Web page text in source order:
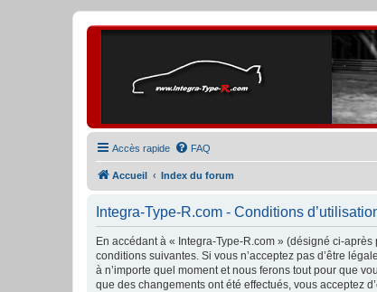
Accès rapide FAQ
Accueil Index du forum
Integra-Type-R.com - Conditions
En accédant à « Integra-Type-R.com » (désigné ci-
conditions suivantes. Si vous n’acceptez pas d’être
à n’importe quel moment et nous ferons tout pour que
que des changements ont été effectués, vous acceptez